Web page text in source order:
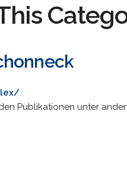
Publikationen unter